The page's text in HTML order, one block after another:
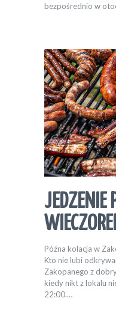
bezpośrednio w
JEDZENIE
Późna kolacja w
Kto nie lubi
Zakopanego z
kiedy nikt z lokalu
22:00.…